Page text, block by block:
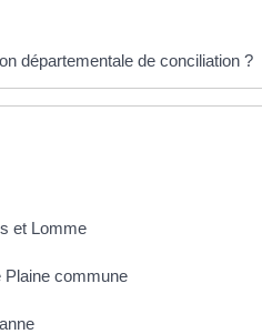
départementale de conciliation ?
et Lomme
Plaine commune